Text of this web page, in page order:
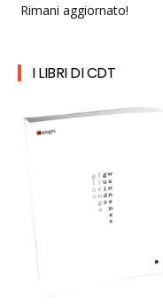
Rimani aggiornato!
I LIBRI DI CDT